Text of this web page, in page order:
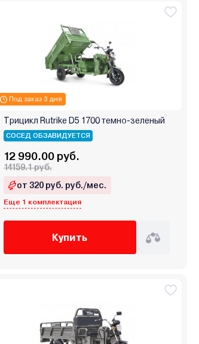
Под заказ 3 дня
Трицикл Rutrike D5 1700 темно-зеленый
СОСЕД ОБЗАВИДУЕТСЯ
12 990.00 руб.
14159.1 руб.
от 320 руб. руб./мес.
Еще 1 комплектация
Купить